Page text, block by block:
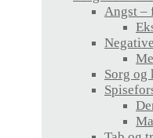
Angst –
Sorg og